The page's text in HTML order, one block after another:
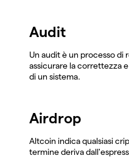
Audit
Un audit è un processo di
assicurare la correttezza
di un sistema.
Airdrop
Altcoin indica qualsiasi
termine deriva